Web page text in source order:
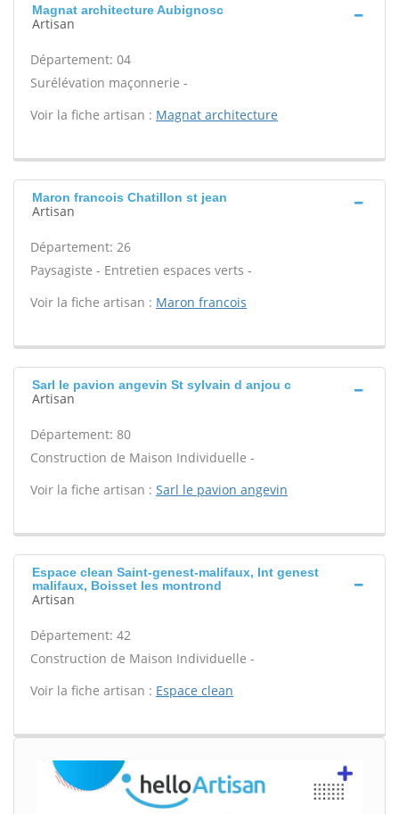
Magnat architecture Aubignosc
Artisan
Département: 04
Surélévation maçonnerie -
Voir la fiche artisan : Magnat architecture
Maron francois Chatillon st jean
Artisan
Département: 26
Paysagiste - Entretien espaces verts -
Voir la fiche artisan : Maron francois
Sarl le pavion angevin St sylvain d anjou c
Artisan
Département: 80
Construction de Maison Individuelle -
Voir la fiche artisan : Sarl le pavion angevin
Espace clean Saint-genest-malifaux, Int genest
malifaux, Boisset les montrond
Artisan
Département: 42
Construction de Maison Individuelle -
Voir la fiche artisan : Espace clean